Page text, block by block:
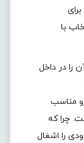
با
را در داخل
رو مناسب
چرا که
را اشغال